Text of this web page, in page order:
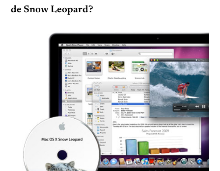
de Snow Leopard?